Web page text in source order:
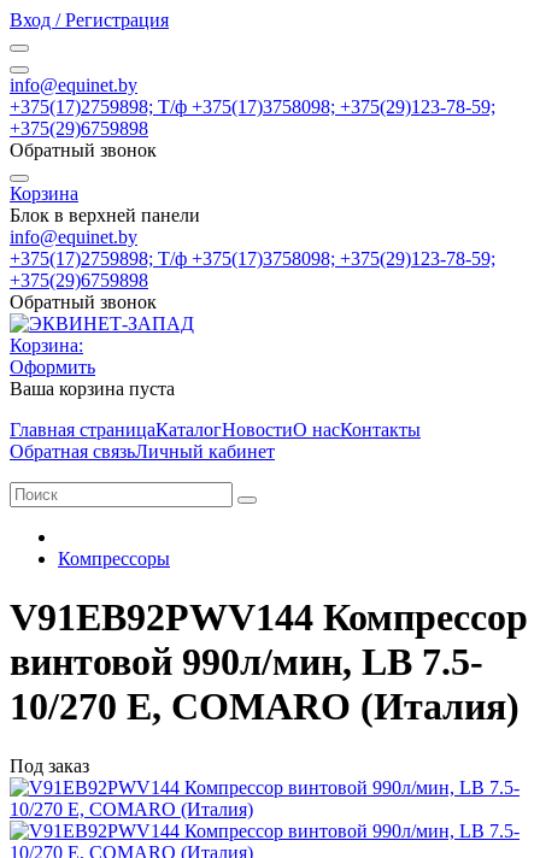
Вход / Регистрация
info@equinet.by
+375(17)2759898; Т/ф +375(17)3758098; +375(29)123-78-59;
+375(29)6759898
Обратный звонок
Корзина
Блок в верхней панели
info@equinet.by
+375(17)2759898; Т/ф +375(17)3758098; +375(29)123-78-59;
+375(29)6759898
Обратный звонок
Корзина:
Оформить
Ваша корзина пуста
Главная страницаКаталогНовостиО насКонтакты
Обратная связьЛичный кабинет
Компрессоры
V91EB92PWV144 Компрессор
винтовой 990л/мин, LB 7.5-
10/270 E, COMARO (Италия)
Под заказ